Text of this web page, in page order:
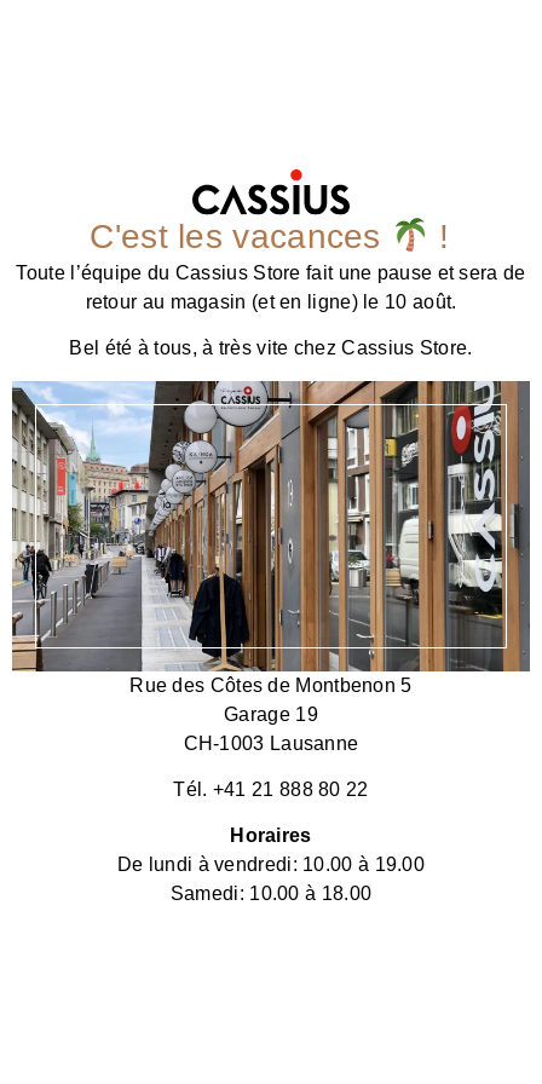
C'est les vacances !
Toute l’équipe du Cassius Store fait une pause et sera de
retour au magasin (et en ligne) le 10 août.
Bel été à tous, à très vite chez Cassius Store.
Rue des Côtes de Montbenon 5
Garage 19
CH-1003 Lausanne
Tél. +41 21 888 80 22
Horaires
De lundi à vendredi: 10.00 à 19.00
Samedi: 10.00 à 18.00